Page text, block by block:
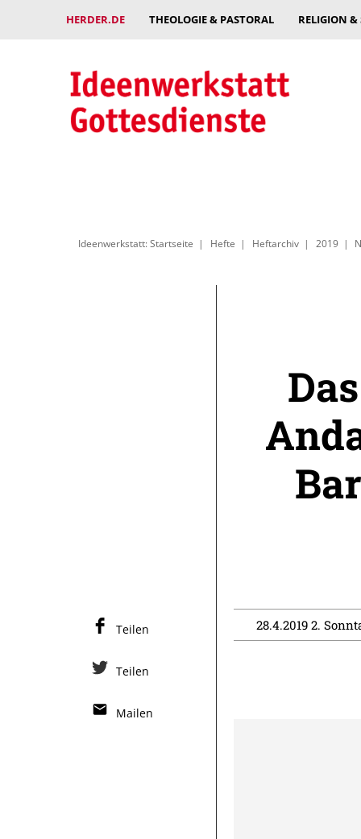
HERDER.DE THEOLOGIE & PASTORAL RELIGION
Ideenwerkstatt: Startseite Hefte Heftarchiv 2019
28.4.2019 2.
Teilen
Teilen
Mailen